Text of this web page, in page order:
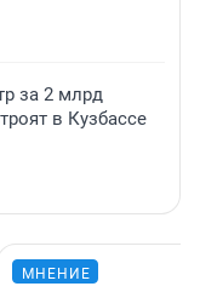
за 2 млрд
в Кузбассе
МНЕНИЕ